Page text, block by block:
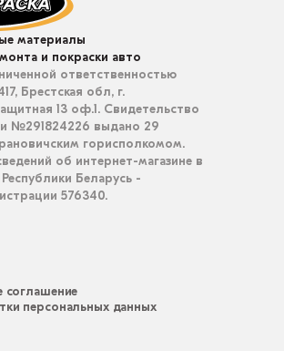
материалы
и покраски авто
ответственностью
Брестская обл, г.
13 оф.1. Свидетельство
№291824226 выдано 29
горисполкомом.
об интернет-магазине в
Беларусь -
576340.
соглашение
персональных данных